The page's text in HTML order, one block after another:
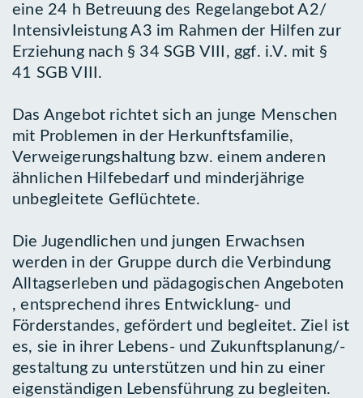
eine 24 h Betreuung des Regelangebot A2/
Intensivleistung A3 im Rahmen der Hilfen zur
Erziehung nach § 34 SGB VIII, ggf. i.V. mit §
41 SGB VIII.
Das Angebot richtet sich an junge Menschen
mit Problemen in der Herkunftsfamilie,
Verweigerungshaltung bzw. einem anderen
ähnlichen Hilfebedarf und minderjährige
unbegleitete Geflüchtete.
Die Jugendlichen und jungen Erwachsen
werden in der Gruppe durch die Verbindung
Alltagserleben und pädagogischen Angeboten
, entsprechend ihres Entwicklung- und
Förderstandes, gefördert und begleitet. Ziel ist
es, sie in ihrer Lebens- und Zukunftsplanung/-
gestaltung zu unterstützen und hin zu einer
eigenständigen Lebensführung zu begleiten.